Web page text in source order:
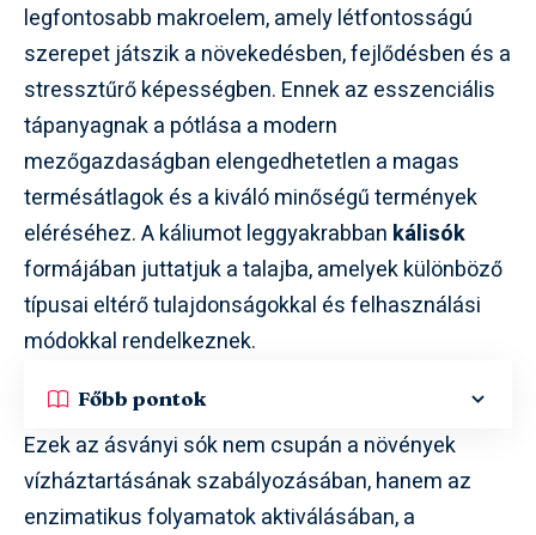
legfontosabb makroelem, amely létfontosságú
szerepet játszik a növekedésben, fejlődésben és a
stressztűrő képességben. Ennek az esszenciális
tápanyagnak a pótlása a modern
mezőgazdaságban elengedhetetlen a magas
termésátlagok és a kiváló minőségű termények
eléréséhez. A káliumot leggyakrabban kálisók
formájában juttatjuk a talajba, amelyek különböző
típusai eltérő tulajdonságokkal és felhasználási
módokkal rendelkeznek.
Főbb pontok
Ezek az ásványi sók nem csupán a növények
vízháztartásának szabályozásában, hanem az
enzimatikus folyamatok aktiválásában, a